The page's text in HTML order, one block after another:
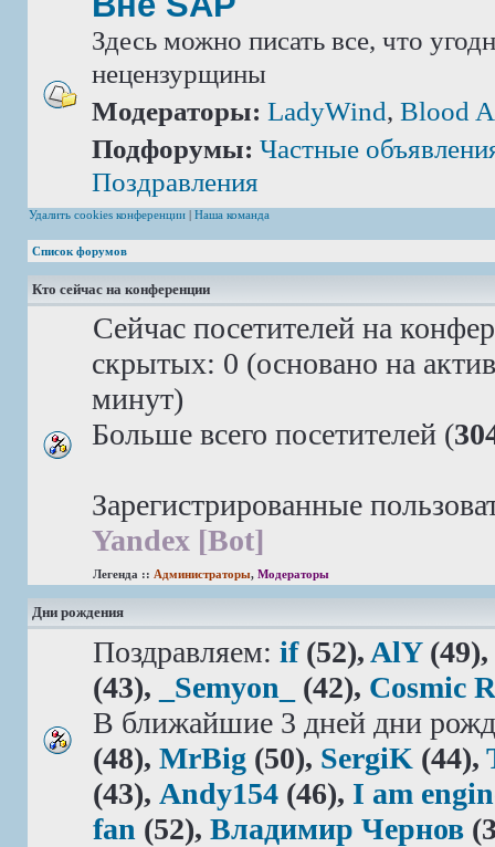
Здесь можно писать все, что
нецензурщины
Модераторы: LadyWind, Blood
Подфорумы: Частные
Поздравления
Удалить cookies конференции | Наша команда
Список форумов
Кто сейчас на конференции
Сейчас посетителей на
скрытых: 0 (основано на
минут)
Больше всего посетителей (
Зарегистрированные
Yandex [Bot]
Легенда :: Администраторы, Модераторы
Дни рождения
Поздравляем: if(52), AlY(49),
(43),
_Semyon_ (42), Cosmic
В ближайшие 3 дней дни
(48), MrBig (50), SergiK (44),
(43), Andy154 (46), I am
fan (52), Владимир Чернов